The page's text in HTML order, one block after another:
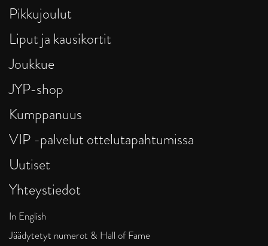
Pikkujoulut
Liput ja kausikortit
Joukkue
JYP-shop
Kumppanuus
VIP -palvelut ottelutapahtumissa
Uutiset
Yhteystiedot
In English
Jäädytetyt numerot & Hall of Fame